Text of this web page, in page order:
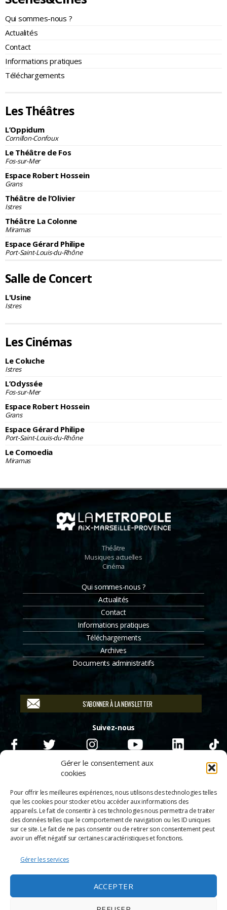
Gérer le consentement aux
cookies
Pour offrir les meilleures expériences, nous utilisons des technologies telles
que les cookies pour stocker et/ou accéder aux informations des
appareils. Le fait de consentir à ces technologies nous permettra de traiter
des données telles que le comportement de navigation ou les ID uniques
sur ce site. Le fait de ne pas consentir ou de retirer son consentement peut
avoir un effet négatif sur certaines caractéristiques et fonctions.
Gérer les services
ACCEPTER
Qui sommes-nous ?
Actualités
Contact
Informations pratiques
Téléchargements
Les Théâtres
L’Oppidum
Cornillon-Confoux
Le Théâtre de Fos
Fos-sur-Mer
Espace Robert Hossein
Grans
Théâtre de l’Olivier
Istres
Théâtre La Colonne
Miramas
Espace Gérard Philipe
Port-Saint-Louis-du-Rhône
Salle de Concert
L'Usine
Istres
Les Cinémas
Le Coluche
Istres
L’Odyssée
Fos-sur-Mer
Espace Robert Hossein
Grans
Espace Gérard Philipe
Port-Saint-Louis-du-Rhône
Le Comoedia
Miramas
Théâtre
Musiques actuelles
Cinéma
Qui sommes-nous ?
Actualités
Contact
Informations pratiques
Téléchargements
Archives
Documents administratifs
S'ABONNER À LA NEWSLETTER
Suivez-nous
© 2026Scènes & Cinés